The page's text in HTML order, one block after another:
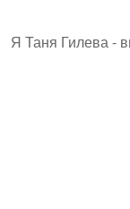
Я Таня Гилева -